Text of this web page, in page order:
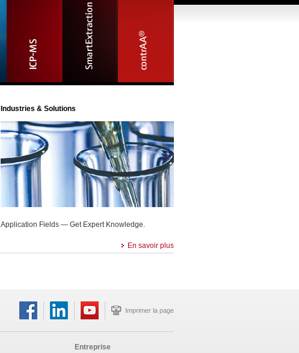
Industries & Solutions
Application Fields — Get Expert Knowledge.
En savoir plus
Imprimer la page
Entreprise